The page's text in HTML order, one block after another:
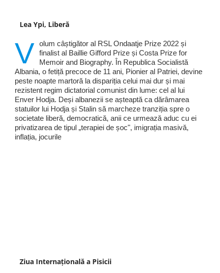
Lea Ypi, Liberă
V olum câștigător al RSL Ondaatje Prize 2022 și
finalist al Baillie Gifford Prize și Costa Prize for
Memoir and Biography. În Republica Socialistă
Albania, o fetiță precoce de 11 ani, Pionier al Patriei, devine
peste noapte martoră la dispariția celui mai dur și mai
rezistent regim dictatorial comunist din lume: cel al lui
Enver Hodja. Deși albanezii se așteaptă ca dărâmarea
statuilor lui Hodja și Stalin să marcheze tranziția spre o
societate liberă, democratică, anii ce urmează aduc cu ei
privatizarea de tipul „terapiei de șoc", imigrația masivă,
inflația, jocurile
Ziua Internațională a Pisicii